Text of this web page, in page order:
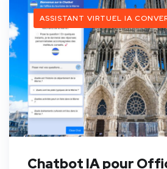
ASSISTANT VIRTUEL IA
Chatbot IA pour